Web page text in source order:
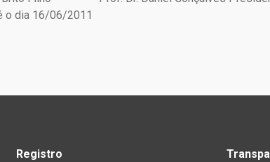
o dia 16/06/2011
Registro